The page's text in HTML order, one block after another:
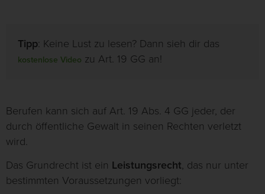
Tipp: Keine Lust zu lesen? Dann sieh dir das
kostenlose Video zu Art. 19 GG an!
Berufen kann sich auf Art. 19 Abs. 4 GG jeder, der
durch öffentliche Gewalt in seinen Rechten verletzt
wird.
Das Grundrecht ist ein Leistungsrecht, das nur unter
bestimmten Voraussetzungen vorliegt: